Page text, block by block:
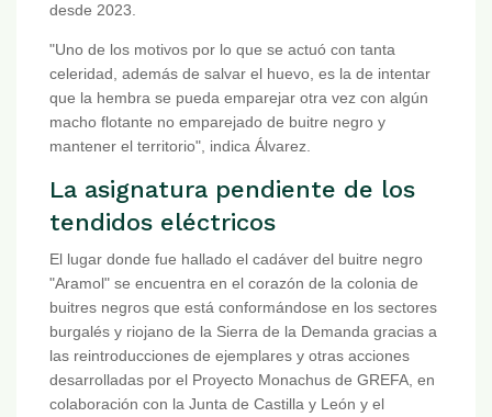
desde 2023.
"Uno de los motivos por lo que se actuó con tanta
celeridad, además de salvar el huevo, es la de intentar
que la hembra se pueda emparejar otra vez con algún
macho flotante no emparejado de buitre negro y
mantener el territorio", indica Álvarez.
La asignatura pendiente de los
tendidos eléctricos
El lugar donde fue hallado el cadáver del buitre negro
"Aramol" se encuentra en el corazón de la colonia de
buitres negros que está conformándose en los sectores
burgalés y riojano de la Sierra de la Demanda gracias a
las reintroducciones de ejemplares y otras acciones
desarrolladas por el Proyecto Monachus de GREFA, en
colaboración con la Junta de Castilla y León y el